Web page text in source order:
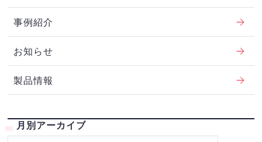
事例紹介
お知らせ
製品情報
月別アーカイブ